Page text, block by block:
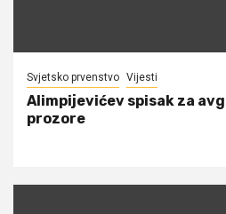
Svjetsko prvenstvo Vijesti
Alimpijevićev spisak za
prozore